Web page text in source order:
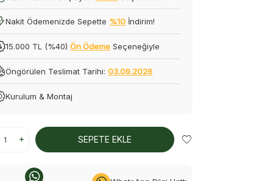
Nakit Ödemenizde Sepette %10 İndirim!
15.000 TL (%40)Ön Ödeme Seçeneğiyle
Öngörülen Teslimat Tarihi:03.09.2026
Kurulum & Montaj
SEPETE EKLE